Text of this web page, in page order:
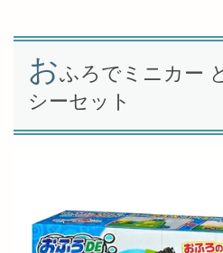
おふろでミニカー
シーセット